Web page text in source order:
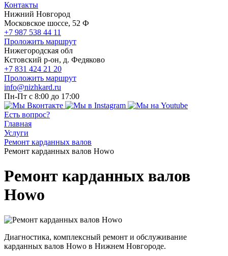
Контакты
Нижний Новгород
Московское шоссе, 52 Ф
+7 987 538 44 11
Проложить маршрут
Нижегородская обл
Кстовский р-он, д. Федяково
+7 831 424 21 20
Проложить маршрут
info@nizhkard.ru
Пн-Пт с 8:00 до 17:00
Есть вопрос?
Главная
Услуги
Ремонт карданных валов
Ремонт карданных валов Howo
Ремонт карданных валов
Howo
Диагностика, комплексный ремонт и обслуживание
карданных валов Howo в Нижнем Новгороде.